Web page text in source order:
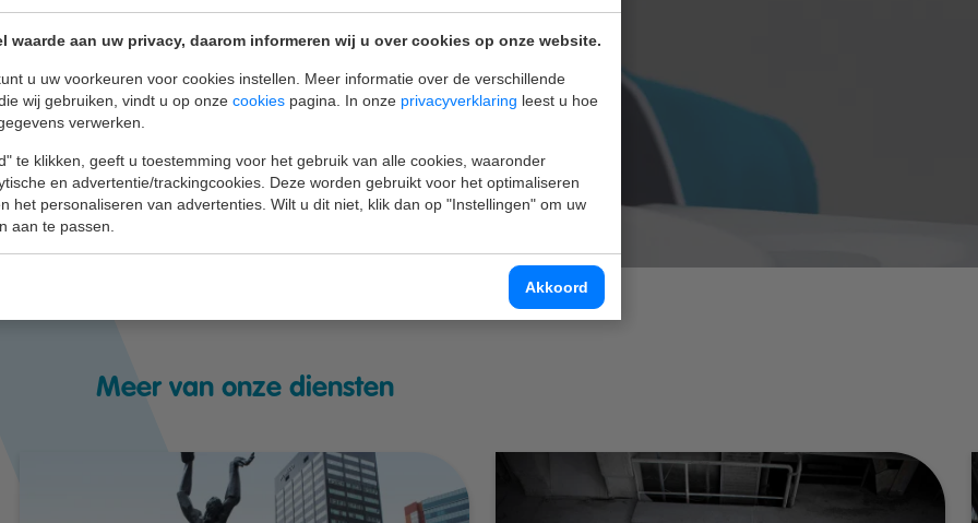
waarde aan uw privacy, daarom informeren wij u over cookies op onze website.
u uw voorkeuren voor cookies instellen. Meer informatie over de verschillende
wij gebruiken, vindt u op onze cookies pagina. In onze privacyverklaring leest u hoe
verwerken.
te klikken, geeft u toestemming voor het gebruik van alle cookies, waaronder
en advertentie/trackingcookies. Deze worden gebruikt voor het optimaliseren
het personaliseren van advertenties. Wilt u dit niet, klik dan op "Instellingen" om uw
aan te passen.
Akkoord
schoonmaak:
medewerkers en
Meer van onze diensten